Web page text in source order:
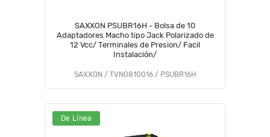
SAXXON PSUBR16H - Bolsa de 10
Adaptadores Macho tipo Jack Polarizado de
12 Vcc/ Terminales de Presion/ Facil
Instalación/
SAXXON / TVN0810016 / PSUBR16H
De Línea